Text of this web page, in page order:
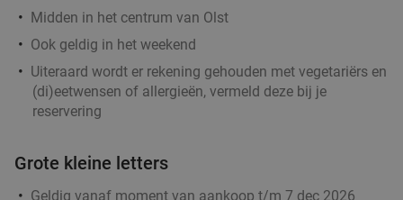
Midden in het centrum van Olst
Ook geldig in het weekend
Uiteraard wordt er rekening gehouden met vegetariërs en
(di)eetwensen of allergieën, vermeld deze bij je
reservering
Grote kleine letters
Geldig vanaf moment van aankoop t/m 7 dec 2026